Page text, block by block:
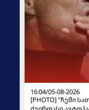
16:04/05-08-2026
[PHOTO] "ჩემი